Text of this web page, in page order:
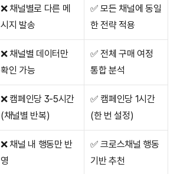
❌ 채널별로 다른 메
시지 발송
✅ 모든 채널에 동일
한 전략 적용
❌ 채널별 데이터만
확인 가능
✅ 전체 구매 여정
통합 분석
❌ 캠페인당 3-5시간
(채널별 반복)
✅ 캠페인당 1시간
(한 번 설정)
❌ 채널 내 행동만 반
영
✅ 크로스채널 행동
기반 추천